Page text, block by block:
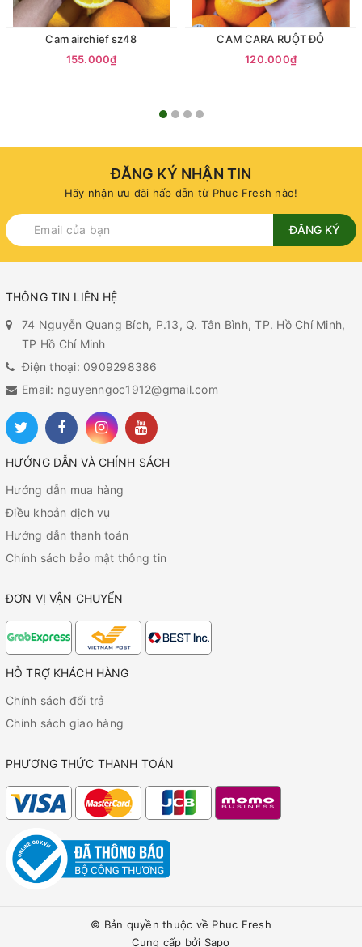
Cam airchief sz48
155.000₫
CAM CARA RUỘT ĐỎ
120.000₫
ĐĂNG KÝ NHẬN TIN
Hãy nhận ưu đãi hấp dẫn từ Phuc Fresh nào!
ĐĂNG KÝ
THÔNG TIN LIÊN HỆ
74 Nguyễn Quang Bích, P.13, Q. Tân Bình, TP. Hồ Chí Minh,
TP Hồ Chí Minh
Điện thoại: 0909298386
Email: nguyenngoc1912@gmail.com
HƯỚNG DẪN VÀ CHÍNH SÁCH
Hướng dẫn mua hàng
Điều khoản dịch vụ
Hướng dẫn thanh toán
Chính sách bảo mật thông tin
ĐƠN VỊ VẬN CHUYỂN
HỖ TRỢ KHÁCH HÀNG
Chính sách đổi trả
Chính sách giao hàng
PHƯƠNG THỨC THANH TOÁN
© Bản quyền thuộc về Phuc Fresh
Cung cấp bởi Sapo